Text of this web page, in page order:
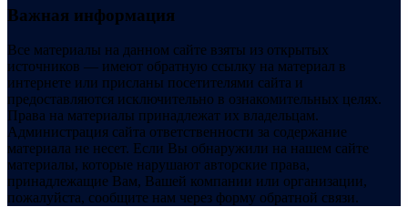
Важная информация
Все материалы на данном сайте взяты из открытых
источников — имеют обратную ссылку на материал в
интернете или присланы посетителями сайта и
предоставляются исключительно в ознакомительных целях.
Права на материалы принадлежат их владельцам.
Администрация сайта ответственности за содержание
материала не несет. Если Вы обнаружили на нашем сайте
материалы, которые нарушают авторские права,
принадлежащие Вам, Вашей компании или организации,
пожалуйста, сообщите нам через форму обратной связи.